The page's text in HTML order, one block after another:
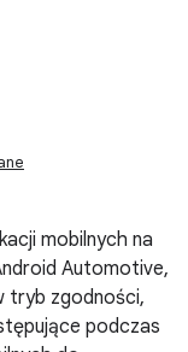
mobilnych na
Automotive,
tryb zgodności,
podczas